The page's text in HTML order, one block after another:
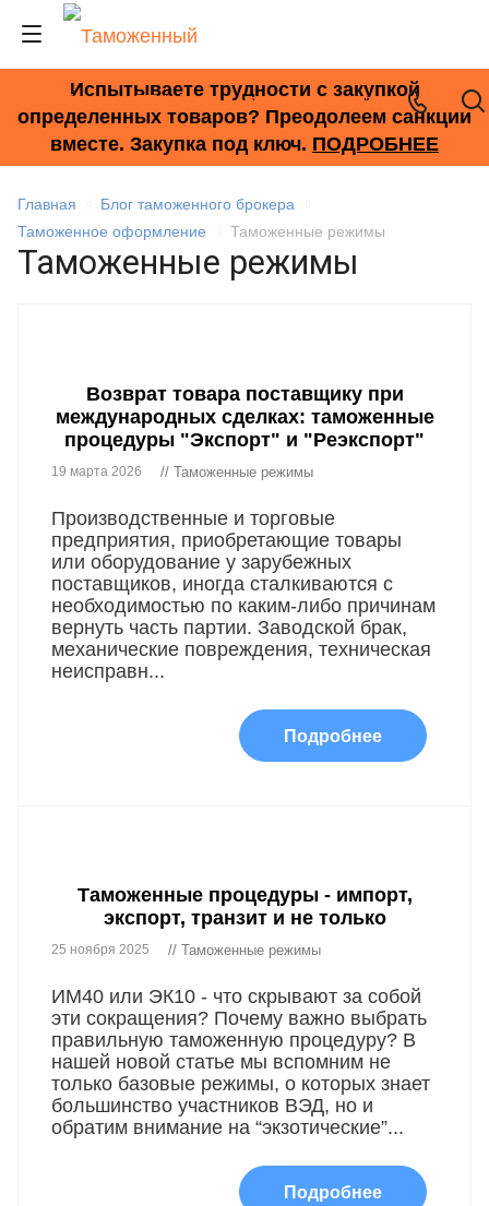
+7 (495) 278-33-33
Испытываете трудности с закупкой
определенных товаров? Преодолеем санкции
вместе. Закупка под ключ. ПОДРОБНЕЕ
Главная
Блог таможенного брокера
Таможенное оформление
Таможенные режимы
Таможенные режимы
Возврат товара поставщику при
международных сделках: таможенные
процедуры "Экспорт" и "Реэкспорт"
19 марта 2026 // Таможенные режимы
Производственные и торговые
предприятия, приобретающие товары
или оборудование у зарубежных
поставщиков, иногда сталкиваются с
необходимостью по каким-либо причинам
вернуть часть партии. Заводской брак,
механические повреждения, техническая
неисправн...
Подробнее
Таможенные процедуры - импорт,
экспорт, транзит и не только
25 ноября 2025 // Таможенные режимы
ИМ40 или ЭК10 - что скрывают за собой
эти сокращения? Почему важно выбрать
правильную таможенную процедуру? В
нашей новой статье мы вспомним не
только базовые режимы, о которых знает
большинство участников ВЭД, но и
обратим внимание на “экзотические”...
Подробнее